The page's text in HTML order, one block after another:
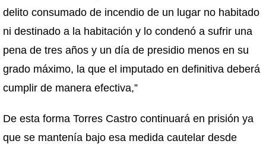
delito consumado de incendio de un lugar no habitado
ni destinado a la habitación y lo condenó a sufrir una
pena de tres años y un día de presidio menos en su
grado máximo, la que el imputado en definitiva deberá
cumplir de manera efectiva,”
De esta forma Torres Castro continuará en prisión ya
que se mantenía bajo esa medida cautelar desde